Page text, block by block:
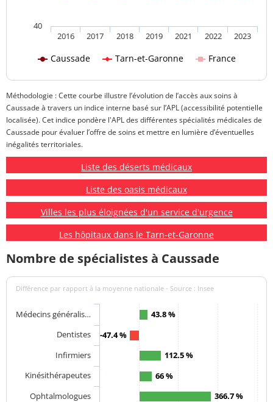
Caussade Tarn-et-Garonne France
2016 2017 2018 2019 2021 2022 2023
40
Méthodologie : Cette courbe illustre l’évolution de l’accès aux soins à
Caussade à travers un indice interne basé sur l’APL (accessibilité potentielle
localisée). Cet indice pondère l'APL des différentes spécialités médicales de
Caussade pour évaluer l’offre de soins et mettre en lumière d’éventuelles
inégalités territoriales.
Liste des déserts médicaux
Liste des oasis médicaux
Villes les plus éloignées d'un service d'urgence
Les hôpitaux dans le Tarn-et-Garonne
Nombre de spécialistes à Caussade
Différence par rapport à la moyenne nationale - Source : Insee
43.8 %
-47.4 %
112.5 %
66 %
366.7 %
Médecins généralis…
Dentistes
Infirmiers
Kinésithérapeutes
Ophtalmologues